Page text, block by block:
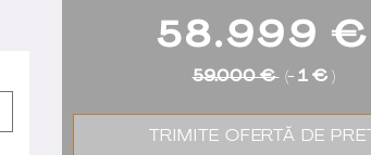
58.999 €
59.000 € (- 1 €)
TRIMITE OFERTĂ DE PREȚ